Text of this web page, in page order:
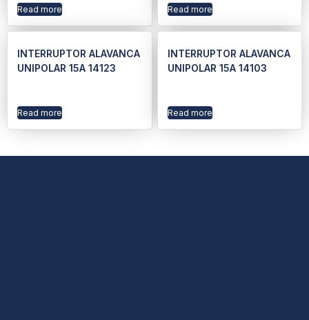
Read more Read more
INTERRUPTOR ALAVANCA
UNIPOLAR 15A 14123
Read more
INTERRUPTOR ALAVANCA
UNIPOLAR 15A 14103
Read more